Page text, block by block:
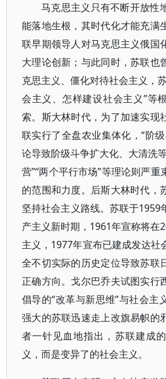
马克思主义只有不断开放性
能落地生根，其时代化才能充满
联早期领导人对马克思主义俄国
大理论创新；与此同时，苏联也
克思主义、僵化对待社会主义，
会主义、怎样建设社会主义”等
索。斯大林时代，为了加速实现
联实行了全盘农业集体化，“阶
论导致阶级斗争扩大化、大清洗
营”“两个平行市场”等理论则严
的范围和力度。后斯大林时代，
坚持社会主义路线。苏联于1959
产主义新时期，1961年宣称将在
主义，1977年宣布已建成发达社
全不切实际的历史定位导致苏联
正确方向。戈尔巴乔夫试图实行
倡导的“改革与新思维”与社会主
强大的苏联迅速走上改旗易帜的
者一针见血地指出，苏联建成
义，而是变异了的社会主义。